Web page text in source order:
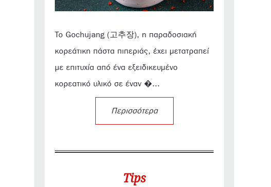
Το Gochujang (고추장), η παραδοσιακή
κορεάτικη πάστα πιπεριάς, έχει μετατραπεί
με επιτυχία από ένα εξειδικευμένο
κορεατικό υλικό σε έναν �...
Περισσότερα
Tips